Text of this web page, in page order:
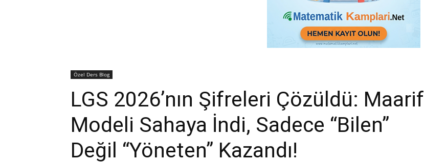
Özel Ders Blog
LGS 2026’nın Şifreleri Çözüldü: Maarif
Modeli Sahaya İndi, Sadece “Bilen”
Değil “Yöneten” Kazandı!